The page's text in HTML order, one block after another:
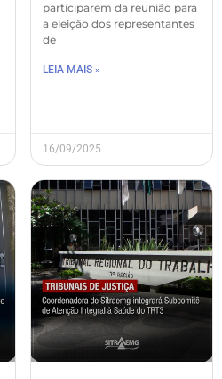
participarem da reunião para
a eleição dos representantes
de
LEIA MAIS »
16/09/2025